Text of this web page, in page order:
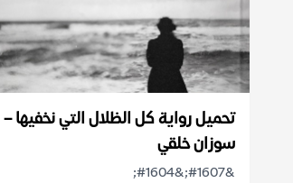
تحميل رواية كل الظلال التي نخفيها –
سوزان خلقي
&#1607;&#1604;